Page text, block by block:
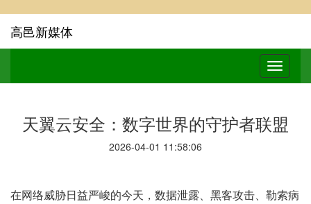
高邑新媒体
天翼云安全：数字世界的守护者联盟
2026-04-01 11:58:06
在网络威胁日益严峻的今天，数据泄露、黑客攻击、勒索病